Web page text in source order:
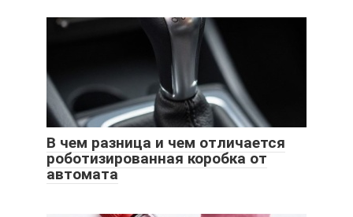
В чем разница и чем отличается
роботизированная коробка от
автомата